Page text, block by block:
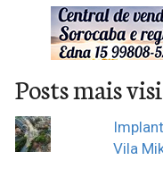
Posts mais
Vila